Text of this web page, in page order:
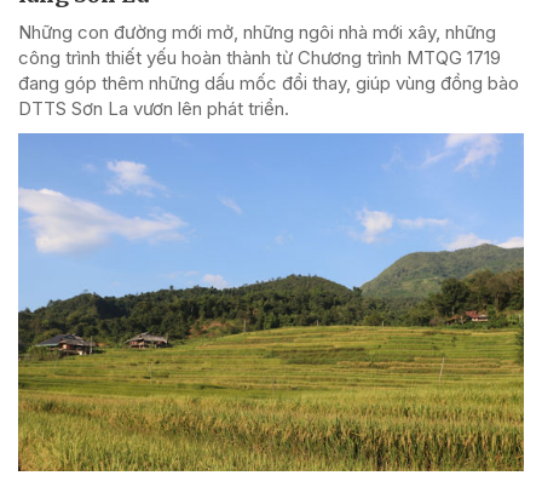
Những con đường mới mở, những ngôi nhà mới xây, những
công trình thiết yếu hoàn thành từ Chương trình MTQG 1719
đang góp thêm những dấu mốc đổi thay, giúp vùng đồng bào
DTTS Sơn La vươn lên phát triển.